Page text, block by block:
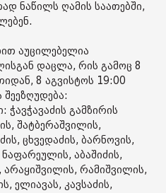
ნაწილს ღამის საათებში,
აუცილებელია
დაცლა, რის გამოც 8
8 აგვისტოს 19:00
გამზირის
შატბერაშვილის,
ცხვედაძის, ბარნოვის,
აბაშიძის,
არაყიშვილის, რამიშვილის,
ელიავას, კავსაძის,